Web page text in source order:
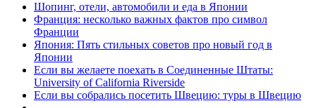
Шопинг, отели, автомобили и еда в Японии
Франция: несколько важных фактов про символ
Франции
Япония: Пять стильных советов про новый год в
Японии
Если вы желаете поехать в Соединенные Штаты:
University of California Riverside
Если вы собрались посетить Швецию: туры в Швецию